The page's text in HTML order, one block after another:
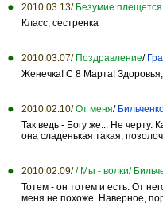
2010.03.13/ Безумие
Класс, сестренка
2010.03.07/ Поздравление/
Женечка! С 8 Марта! Здоровья,
2010.02.10/ От меня/
Так ведь - Богу же... Не черту.
она сладенькая такая,
2010.02.09/ / Мы - волки/
Тотем - он тотем и есть. От
меня не похоже. Наверное,